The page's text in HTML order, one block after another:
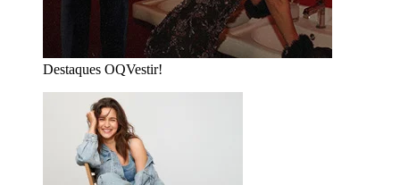
Destaques OQVestir!